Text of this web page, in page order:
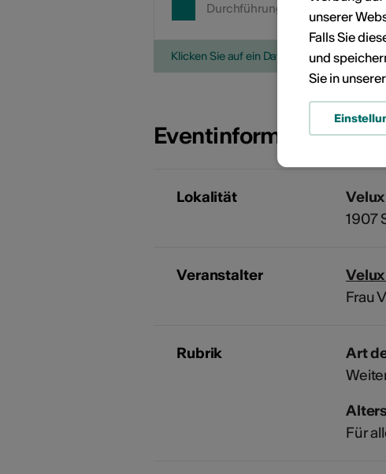
Durchführungsdatum
Klicken Sie auf ein Datum, um die
Eventinformationen
Lokalität
1907
Veranstalter
Frau
Rubrik
Art
Für
unserer
Falls Sie
und
Sie in